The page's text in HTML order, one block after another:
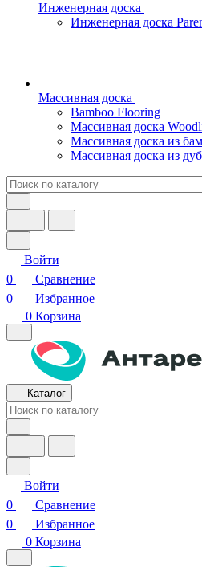
Инженерная доска
Инженерная доска
Массивная доска
Bamboo Flooring
Массивная доска
Массивная доска из
Массивная доска из
Войти
0
Сравнение
0
Избранное
0 Корзина
Каталог
Войти
0
Сравнение
0
Избранное
0 Корзина